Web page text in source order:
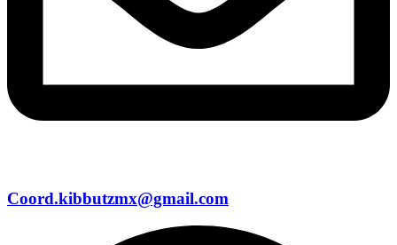
Coord.kibbutzmx@gmail.com